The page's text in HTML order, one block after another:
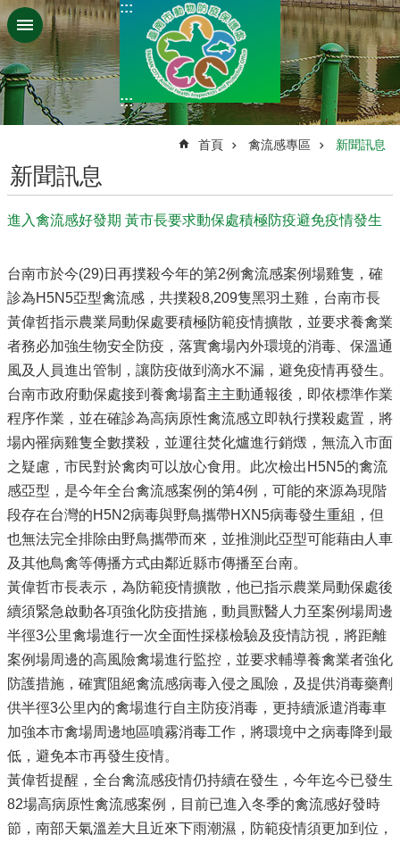
跳到主要內容區塊
:::
:::
首頁 禽流感專區 新聞訊息
新聞訊息
進入禽流感好發期 黃市長要求動保處積極防疫避免疫情發生
台南市於今(29)日再撲殺今年的第2例禽流感案例場雞隻，確
診為H5N5亞型禽流感，共撲殺8,209隻黑羽土雞，台南市長
黃偉哲指示農業局動保處要積極防範疫情擴散，並要求養禽業
者務必加強生物安全防疫，落實禽場內外環境的消毒、保溫通
風及人員進出管制，讓防疫做到滴水不漏，避免疫情再發生。
台南市政府動保處接到養禽場畜主主動通報後，即依標準作業
程序作業，並在確診為高病原性禽流感立即執行撲殺處置，將
場內罹病雞隻全數撲殺，並運往焚化爐進行銷燬，無流入市面
之疑慮，市民對於禽肉可以放心食用。此次檢出H5N5的禽流
感亞型，是今年全台禽流感案例的第4例，可能的來源為現階
段存在台灣的H5N2病毒與野鳥攜帶HXN5病毒發生重組，但
也無法完全排除由野鳥攜帶而來，並推測此亞型可能藉由人車
及其他鳥禽等傳播方式由鄰近縣市傳播至台南。
黃偉哲市長表示，為防範疫情擴散，他已指示農業局動保處後
續須緊急啟動各項強化防疫措施，動員獸醫人力至案例場周邊
半徑3公里禽場進行一次全面性採樣檢驗及疫情訪視，將距離
案例場周邊的高風險禽場進行監控，並要求輔導養禽業者強化
防護措施，確實阻絕禽流感病毒入侵之風險，及提供消毒藥劑
供半徑3公里內的禽場進行自主防疫消毒，更持續派遣消毒車
加強本市禽場周邊地區噴霧消毒工作，將環境中之病毒降到最
低，避免本市再發生疫情。
黃偉哲提醒，全台禽流感疫情仍持續在發生，今年迄今已發生
82場高病原性禽流感案例，目前已進入冬季的禽流感好發時
節，南部天氣溫差大且近來下雨潮濕，防範疫情須更加到位，